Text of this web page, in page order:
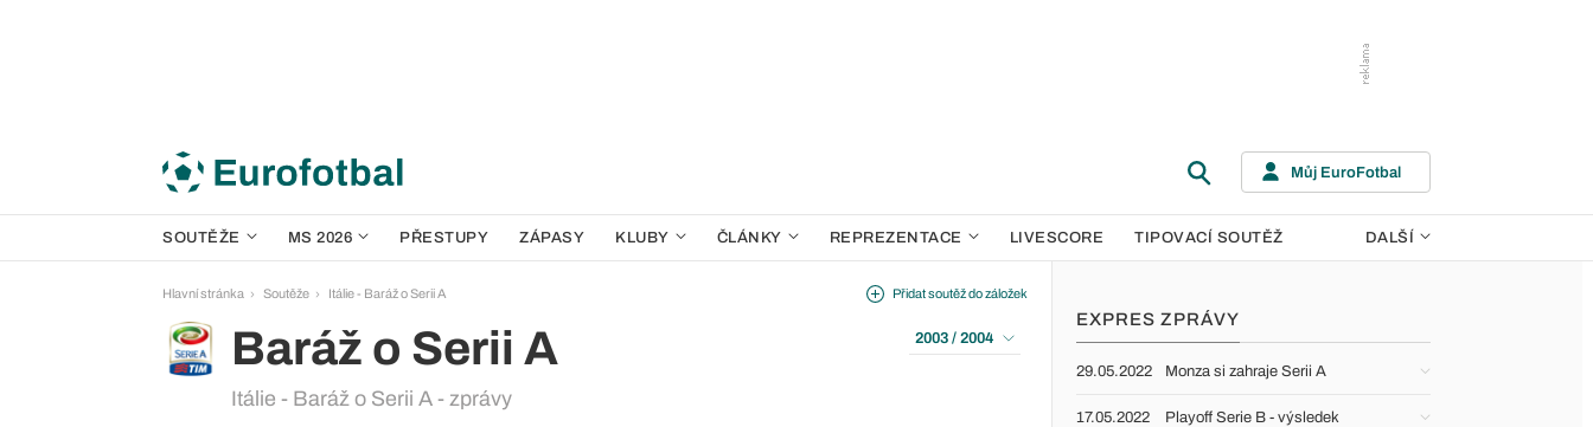
Můj EuroFotbal
SOUTĚŽE MS 2026 PŘESTUPY ZÁPASY KLUBY ČLÁNKY REPREZENTACE LIVESCORE TIPOVACÍ SOUTĚŽ DALŠÍ
Hlavní stránka Soutěže Itálie - Baráž o Serii A
Baráž o Serii A
Itálie - Baráž o Serii A - zprávy
Přidat soutěž do záložek
2003 / 2004
EXPRES ZPRÁVY
29.05.2022 Monza si zahraje Serii A
17.05.2022 Playoff Serie B - výsledek